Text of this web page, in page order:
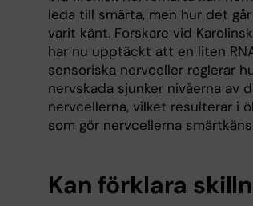
leda till smärta, men hur det
varit känt. Forskare vid
har nu upptäckt att en liten
sensoriska nervceller reglerar
nervskada sjunker nivåerna av
nervcellerna, vilket resulterar i
som gör nervcellerna
Kan förklara